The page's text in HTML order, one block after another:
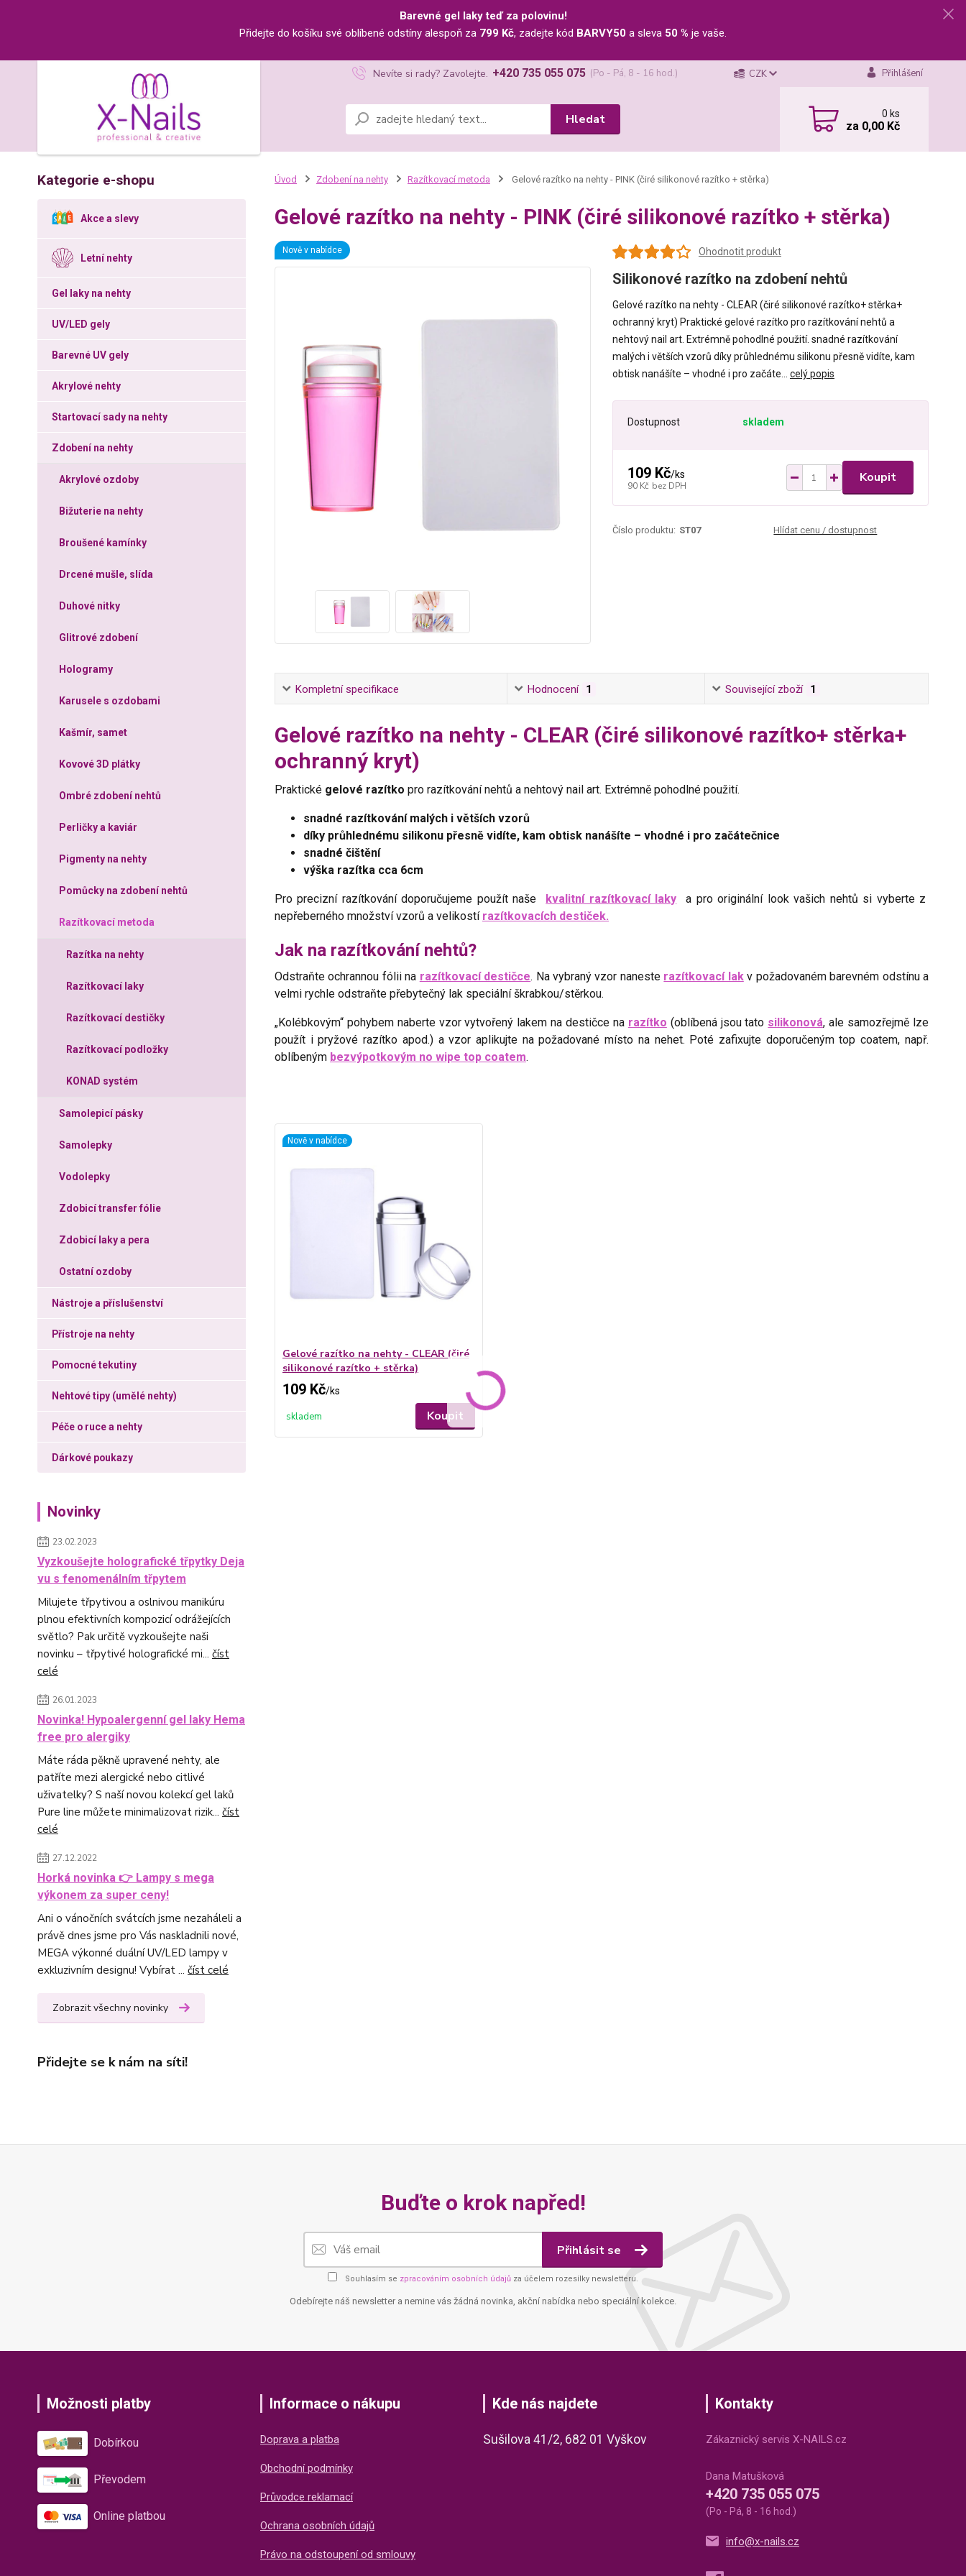
Barevné gel laky teď za polovinu!
Přidejte do košíku své oblíbené odstíny alespoň za 799 Kč, zadejte kód BARVY50 a sleva 50 % je vaše.
CZK Přihlášení
Hledat
Nevíte si rady? Zavolejte. +420 735 055 075 (Po - Pá, 8 - 16 hod.)
0ks
za 0,00 Kč
Kategorie e-shopu
Akce a slevy
Letní nehty
Gel laky na nehty
UV/LED gely
Barevné UV gely
Akrylové nehty
Startovací sady na nehty
Zdobení na nehty
Akrylové ozdoby
Bižuterie na nehty
Broušené kamínky
Drcené mušle, slída
Duhové nitky
Glitrové zdobení
Hologramy
Karusele s ozdobami
Kašmír, samet
Kovové 3D plátky
Ombré zdobení nehtů
Perličky a kaviár
Pigmenty na nehty
Pomůcky na zdobení nehtů
Razítkovací metoda
Razítka na nehty
Razítkovací laky
Razítkovací destičky
Razítkovací podložky
KONAD systém
Samolepicí pásky
Samolepky
Vodolepky
Zdobicí transfer fólie
Zdobicí laky a pera
Ostatní ozdoby
Nástroje a příslušenství
Přístroje na nehty
Pomocné tekutiny
Nehtové tipy (umělé nehty)
Péče o ruce a nehty
Dárkové poukazy
Novinky
23.02.2023
Vyzkoušejte holografické třpytky Deja
vu s fenomenálním třpytem
Milujete třpytivou a oslnivou manikúru
plnou efektivních kompozicí odrážejících
světlo? Pak určitě vyzkoušejte naši
novinku – třpytivé holografické mi... číst
celé
26.01.2023
Novinka! Hypoalergenní gel laky Hema
free pro alergiky
Máte ráda pěkně upravené nehty, ale
patříte mezi alergické nebo citlivé
uživatelky? S naší novou kolekcí gel laků
Pure line můžete minimalizovat rizik... číst
celé
27.12.2022
Horká novinka 👉 Lampy s mega
výkonem za super ceny!
Ani o vánočních svátcích jsme nezaháleli a
právě dnes jsme pro Vás naskladnili nové,
MEGA výkonné duální UV/LED lampy v
exkluzivním designu! Vybírat ... číst celé
Zobrazit všechny novinky
Přidejte se k nám na síti!
Úvod Zdobení na nehty Razítkovací metoda Gelové razítko na nehty - PINK (čiré silikonové razítko + stěrka)
Gelové razítko na nehty - PINK (čiré silikonové razítko + stěrka)
Nově v nabídce Ohodnotit produkt
Silikonové razítko na zdobení nehtů
Gelové razítko na nehty - CLEAR (čiré silikonové razítko+ stěrka+
ochranný kryt) Praktické gelové razítko pro razítkování nehtů a
nehtový nail art. Extrémně pohodlné použití. snadné razítkování
malých i větších vzorů díky průhlednému silikonu přesně vidíte, kam
obtisk nanášíte – vhodné i pro začáte... celý popis
Dostupnost skladem
109 Kč/ks
90 Kč bez DPH
Koupit
Číslo produktu: ST07 Hlídat cenu / dostupnost
Kompletní specifikace Hodnocení 1 Související zboží 1
Gelové razítko na nehty - CLEAR (čiré silikonové razítko+ stěrka+
ochranný kryt)
Praktické gelové razítko pro razítkování nehtů a nehtový nail art. Extrémně pohodlné použití.
snadné razítkování malých i větších vzorů
díky průhlednému silikonu přesně vidíte, kam obtisk nanášíte – vhodné i pro začátečnice
snadné čištění
výška razítka cca 6cm
Pro precizní razítkování doporučujeme použít naše kvalitní razítkovací laky
a pro originální look vašich nehtů si vyberte z
nepřeberného množství vzorů a velikostí razítkovacích destiček.
Jak na razítkování nehtů?
Odstraňte ochrannou fólii na razítkovací destičce. Na vybraný vzor naneste razítkovací lakv požadovaném barevném odstínu a
velmi rychle odstraňte přebytečný lak speciální škrabkou/stěrkou.
„Kolébkovým“ pohybem naberte vzor vytvořený lakem na destičce na razítko (oblíbená jsou tato silikonová, ale samozřejmě lze
použít i pryžové razítko apod.) a vzor aplikujte na požadované místo na nehet. Poté zafixujte doporučeným top coatem, např.
oblíbeným bezvýpotkovým no wipe top coatem.
Nově v nabídce
Gelové razítko na nehty - CLEAR (čiré
silikonové razítko + stěrka)
109 Kč/ks
skladem Koupit
Buďte o krok napřed!
Přihlásit se
Souhlasím se zpracováním osobních údajů za účelem rozesílky newsletteru.
Odebírejte náš newsletter a nemine vás žádná novinka, akční nabídka nebo speciální kolekce.
Možnosti platby
Dobírkou
Převodem
Online platbou
Informace o nákupu
Doprava a platba
Obchodní podmínky
Průvodce reklamací
Ochrana osobních údajů
Právo na odstoupení od smlouvy
Kde nás najdete
Sušilova 41/2, 682 01 Vyškov
Kontakty
Zákaznický servis X-NAILS.cz
Dana Matušková
+420 735 055 075
(Po - Pá, 8 - 16 hod.)
info@x-nails.cz